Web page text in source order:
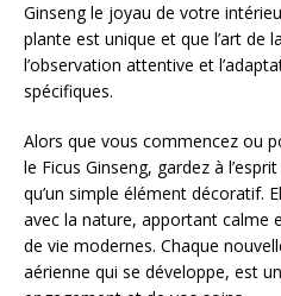
Ginseng le joyau de votre
plante est unique et que l’art de
l’observation attentive et
spécifiques.
Alors que vous commencez ou
le Ficus Ginseng, gardez à
qu’un simple élément décoratif.
avec la nature, apportant calme
de vie modernes. Chaque
aérienne qui se développe, est